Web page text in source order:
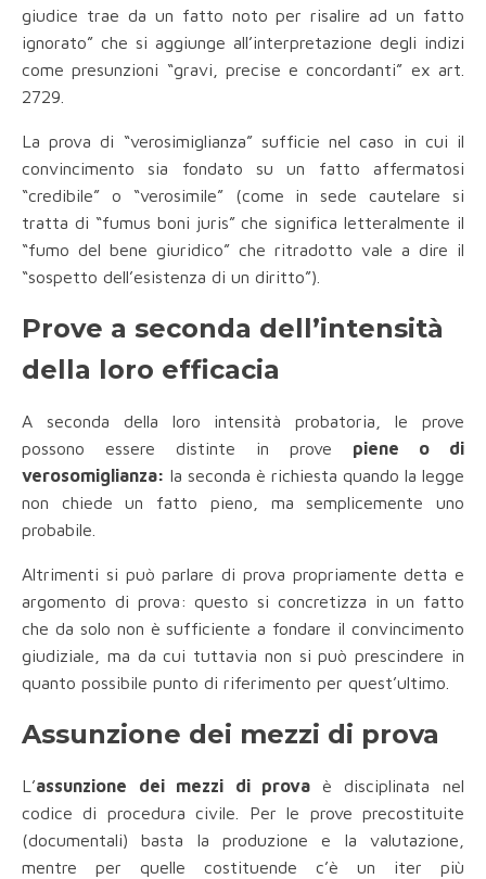
giudice trae da un fatto noto per risalire ad un fatto
ignorato” che si aggiunge all’interpretazione degli indizi
come presunzioni “gravi, precise e concordanti” ex art.
2729.
La prova di “verosimiglianza” sufficie nel caso in cui il
convincimento sia fondato su un fatto affermatosi
“credibile” o “verosimile” (come in sede cautelare si
tratta di “fumus boni juris” che significa letteralmente il
“fumo del bene giuridico” che ritradotto vale a dire il
“sospetto dell’esistenza di un diritto”).
Prove a seconda dell’intensità
della loro efficacia
A seconda della loro intensità probatoria, le prove
possono essere distinte in prove piene o di
verosomiglianza: la seconda è richiesta quando la legge
non chiede un fatto pieno, ma semplicemente uno
probabile.
Altrimenti si può parlare di prova propriamente detta e
argomento di prova: questo si concretizza in un fatto
che da solo non è sufficiente a fondare il convincimento
giudiziale, ma da cui tuttavia non si può prescindere in
quanto possibile punto di riferimento per quest’ultimo.
Assunzione dei mezzi di prova
L’assunzione dei mezzi di prova è disciplinata nel
codice di procedura civile. Per le prove precostituite
(documentali) basta la produzione e la valutazione,
mentre per quelle costituende c’è un iter più